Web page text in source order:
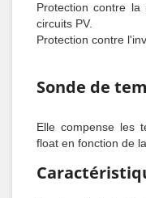
Protection contre
circuits PV.
Protection contre
Sonde de
Elle compense les
float en fonction de